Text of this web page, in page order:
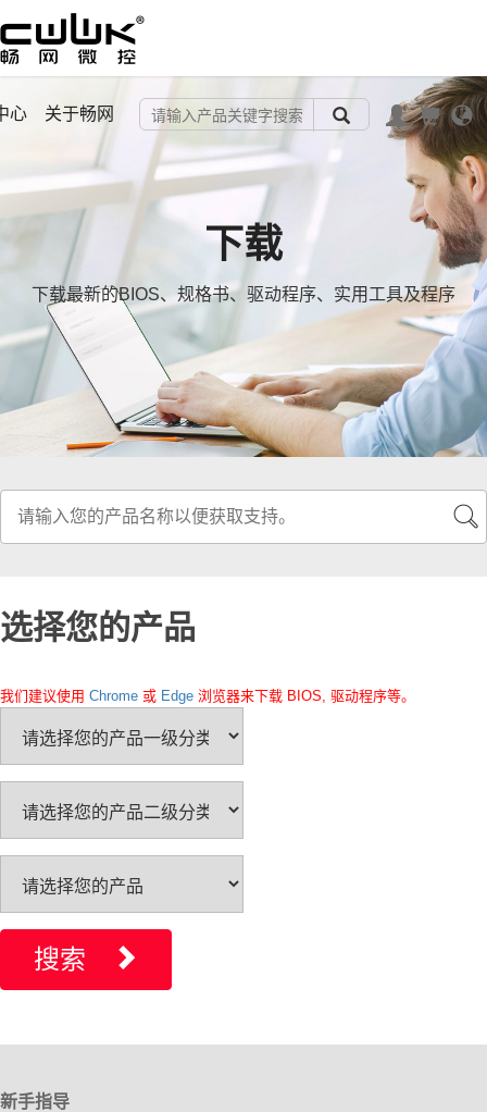
心 关于畅网
下载
下载最新的BIOS、规格书、驱动程序、实用工具及程序
选择您的产品
我们建议使用 Chrome 或 Edge 浏览器来下载 BIOS, 驱动程序等。
搜索
新手指导